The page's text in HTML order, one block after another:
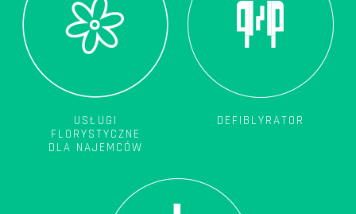
USŁUGI
FLORYSTYCZNE
DLA NAJEMCÓW
DEFIBLYRATOR